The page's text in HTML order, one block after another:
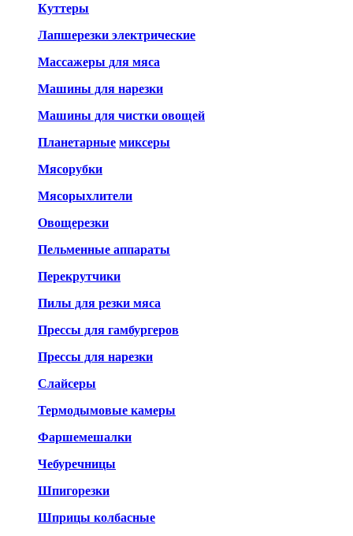
Куттеры
Лапшерезки электрические
Массажеры для мяса
Машины для нарезки
Машины для чистки овощей
Планетарные миксеры
Мясорубки
Мясорыхлители
Овощерезки
Пельменные аппараты
Перекрутчики
Пилы для резки мяса
Прессы для гамбургеров
Прессы для нарезки
Слайсеры
Термодымовые камеры
Фаршемешалки
Чебуречницы
Шпигорезки
Шприцы колбасные